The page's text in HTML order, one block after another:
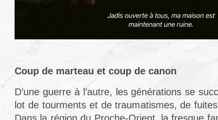
Coup de marteau et coup de canon
D’une guerre à l’autre, les générations se
lot de tourments et de traumatismes, de